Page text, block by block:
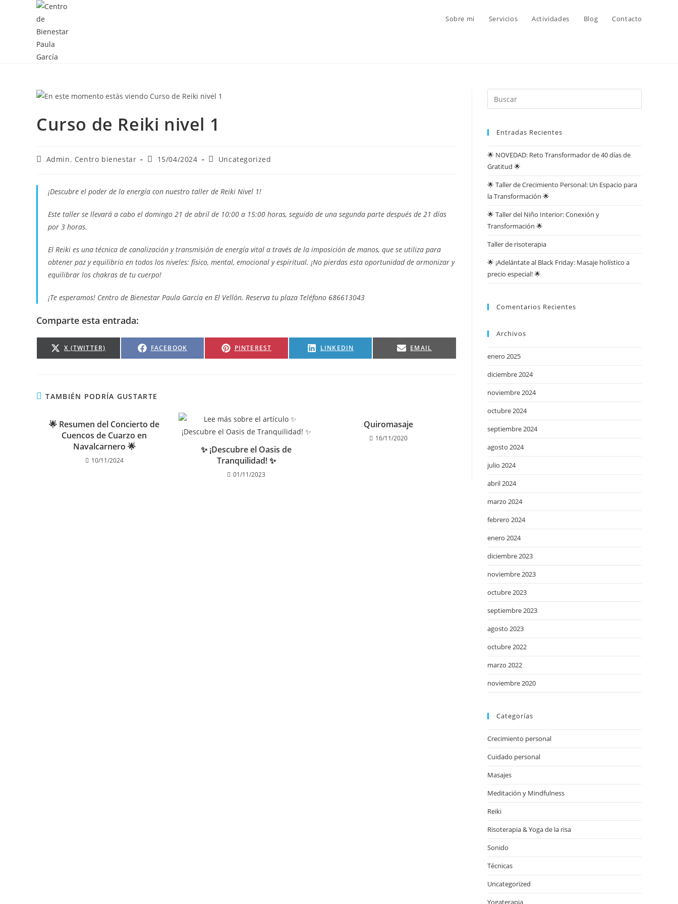
Sobre mi Servicios Actividades Blog Contacto
Curso de Reiki nivel 1
Admin. Centro bienestar 15/04/2024 Uncategorized
¡Descubre el poder de la energía con nuestro taller de Reiki Nivel 1!
Este taller se llevará a cabo el domingo 21 de abril de 10:00 a 15:00 horas, seguido de una segunda parte después de 21 días
por 3 horas.
El Reiki es una técnica de canalización y transmisión de energía vital a través de la imposición de manos, que se utiliza para
obtener paz y equilibrio en todos los niveles: físico, mental, emocional y espiritual. ¡No pierdas esta oportunidad de armonizar y
equilibrar los chakras de tu cuerpo!
¡Te esperamos! Centro de Bienestar Paula García en El Vellón. Reserva tu plaza Teléfono 686613043
Comparte esta entrada:
X (TWITTER) FACEBOOK PINTEREST LINKEDIN EMAIL
TAMBIÉN PODRÍA GUSTARTE
🌟 Resumen del Concierto de
Cuencos de Cuarzo en
Navalcarnero 🌟
10/11/2024
✨ ¡Descubre el Oasis de
Tranquilidad! ✨
01/11/2023
Quiromasaje
16/11/2020
Entradas Recientes
🌟 NOVEDAD: Reto Transformador de 40 días de
Gratitud 🌟
🌟 Taller de Crecimiento Personal: Un Espacio para
la Transformación 🌟
🌟 Taller del Niño Interior: Conexión y
Transformación 🌟
Taller de risoterapia
🌟 ¡Adelántate al Black Friday: Masaje holístico a
precio especial! 🌟
Comentarios Recientes
Archivos
enero 2025
diciembre 2024
noviembre 2024
octubre 2024
septiembre 2024
agosto 2024
julio 2024
abril 2024
marzo 2024
febrero 2024
enero 2024
diciembre 2023
noviembre 2023
octubre 2023
septiembre 2023
agosto 2023
octubre 2022
marzo 2022
noviembre 2020
Categorías
Crecimiento personal
Cuidado personal
Masajes
Meditación y Mindfulness
Reiki
Risoterapia & Yoga de la risa
Sonido
Técnicas
Uncategorized
Yogaterapia